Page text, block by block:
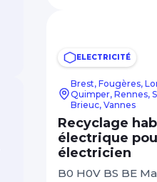
ELECTRICITÉ
Brest, Fougères,
Quimper, Rennes,
Brieuc, Vannes
Recyclage
électrique
électricien
B0 H0V BS BE